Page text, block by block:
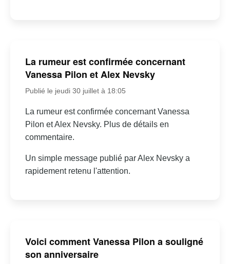
La rumeur est confirmée concernant
Vanessa Pilon et Alex Nevsky
Publié le jeudi 30 juillet à 18:05
La rumeur est confirmée concernant Vanessa
Pilon et Alex Nevsky. Plus de détails en
commentaire.
Un simple message publié par Alex Nevsky a
rapidement retenu l'attention.
Voici comment Vanessa Pilon a souligné
son anniversaire